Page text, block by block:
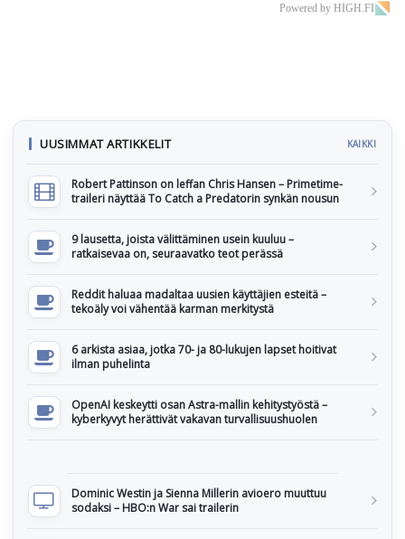
Powered by HIGH.FI
UUSIMMAT ARTIKKELIT KAIKKI
Robert Pattinson on leffan Chris Hansen – Primetime-
traileri näyttää To Catch a Predatorin synkän nousun
9 lausetta, joista välittäminen usein kuuluu –
ratkaisevaa on, seuraavatko teot perässä
Reddit haluaa madaltaa uusien käyttäjien esteitä –
tekoäly voi vähentää karman merkitystä
6 arkista asiaa, jotka 70- ja 80-lukujen lapset hoitivat
ilman puhelinta
OpenAI keskeytti osan Astra-mallin kehitystyöstä –
kyberkyvyt herättivät vakavan turvallisuushuolen
Dominic Westin ja Sienna Millerin avioero muuttuu
sodaksi – HBO:n War sai trailerin